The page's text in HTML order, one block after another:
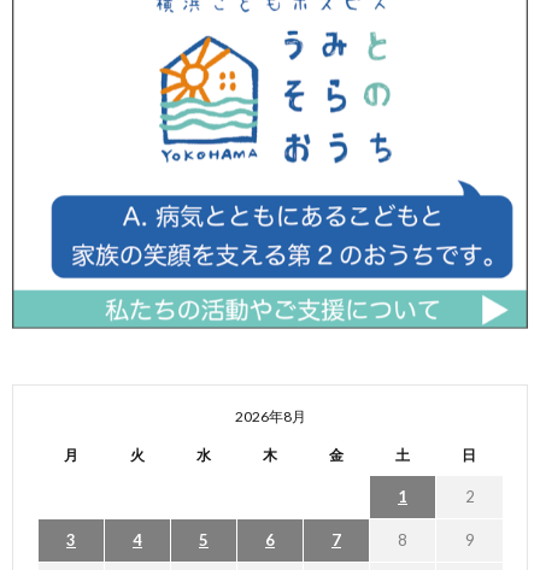
2026年8月
月 火 水 木 金 土 日
1 2
3 4 5 6 7 8 9